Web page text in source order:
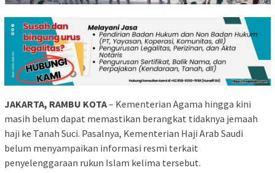
JAKARTA, RAMBU KOTA– Kementerian Agama hingga kini
masih belum dapat memastikan berangkat tidaknya jemaah
haji ke Tanah Suci. Pasalnya, Kementerian Haji Arab Saudi
belum menyampaikan informasi resmi terkait
penyelenggaraan rukun Islam kelima tersebut.